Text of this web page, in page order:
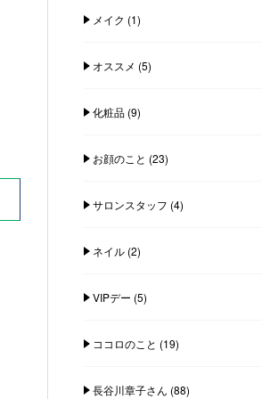
メイク (1)
オススメ (5)
化粧品(9)
お顔のこと (23)
サロンスタッフ (4)
ネイル(2)
VIPデー (5)
ココロのこと (19)
長谷川章子さん (88)